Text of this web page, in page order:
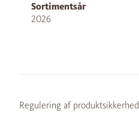
Sortimentsår
2026
Regulering af produktsikkerhed